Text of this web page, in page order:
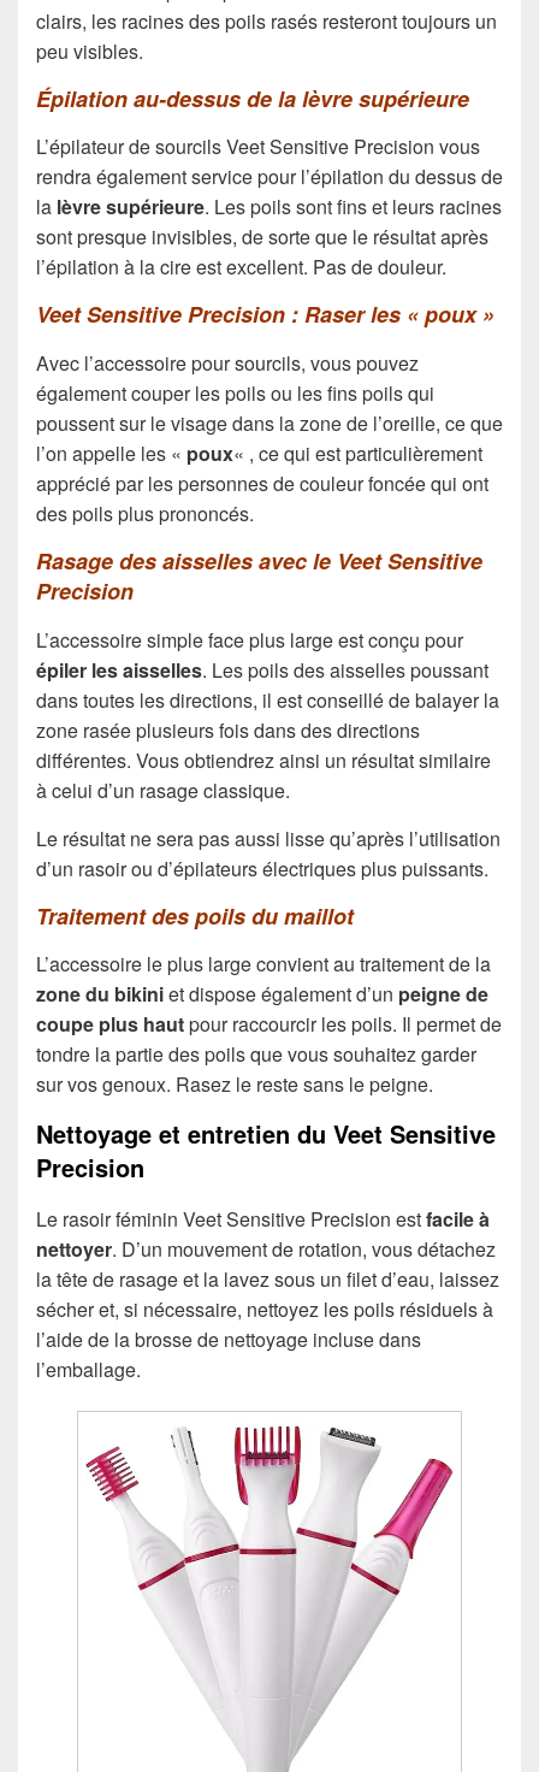
clairs, les racines des poils rasés resteront toujours un
peu visibles.
Épilation au-dessus de la lèvre supérieure
L’épilateur de sourcils Veet Sensitive Precision vous
rendra également service pour l’épilation du dessus de
la lèvre supérieure. Les poils sont fins et leurs racines
sont presque invisibles, de sorte que le résultat après
l’épilation à la cire est excellent. Pas de douleur.
Veet Sensitive Precision : Raser les « poux »
Avec l’accessoire pour sourcils, vous pouvez
également couper les poils ou les fins poils qui
poussent sur le visage dans la zone de l’oreille, ce que
l’on appelle les « poux« , ce qui est particulièrement
apprécié par les personnes de couleur foncée qui ont
des poils plus prononcés.
Rasage des aisselles avec le Veet Sensitive
Precision
L’accessoire simple face plus large est conçu pour
épiler les aisselles. Les poils des aisselles poussant
dans toutes les directions, il est conseillé de balayer la
zone rasée plusieurs fois dans des directions
différentes. Vous obtiendrez ainsi un résultat similaire
à celui d’un rasage classique.
Le résultat ne sera pas aussi lisse qu’après l’utilisation
d’un rasoir ou d’épilateurs électriques plus puissants.
Traitement des poils du maillot
L’accessoire le plus large convient au traitement de la
zone du bikiniet dispose également d’un peigne de
coupe plus hautpour raccourcir les poils. Il permet de
tondre la partie des poils que vous souhaitez garder
sur vos genoux. Rasez le reste sans le peigne.
Nettoyage et entretien du Veet Sensitive
Precision
Le rasoir féminin Veet Sensitive Precision estfacile à
nettoyer. D’un mouvement de rotation, vous détachez
la tête de rasage et la lavez sous un filet d’eau, laissez
sécher et, si nécessaire, nettoyez les poils résiduels à
l’aide de la brosse de nettoyage incluse dans
l’emballage.